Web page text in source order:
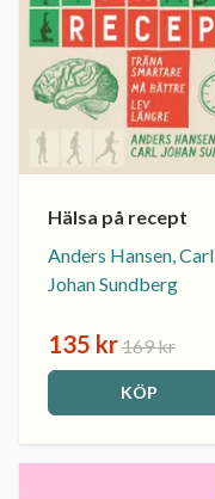
Hälsa på recept
Anders Hansen, Carl
Johan Sundberg
135 kr169 kr
KÖP